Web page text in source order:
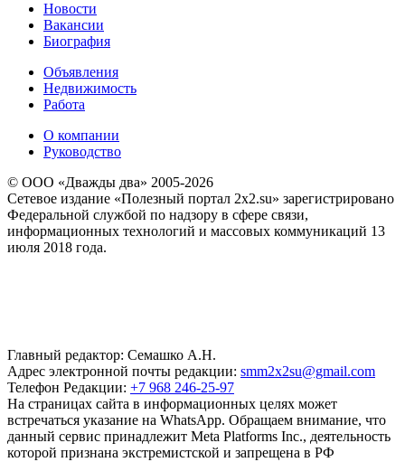
Новости
Вакансии
Биография
Объявления
Недвижимость
Работа
О компании
Руководство
© ООО «Дважды два» 2005-2026
Сетевое издание «Полезный портал 2x2.su» зарегистрировано
Федеральной службой по надзору в сфере связи,
информационных технологий и массовых коммуникаций 13
июля 2018 года.
Главный редактор: Семашко А.Н.
Адрес электронной почты редакции: smm2x2su@gmail.com
Телефон Редакции: +7 968 246-25-97
На страницах сайта в информационных целях может
встречаться указание на WhatsApp. Обращаем внимание, что
данный сервис принадлежит Meta Platforms Inc., деятельность
которой признана экстремистской и запрещена в РФ